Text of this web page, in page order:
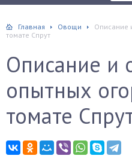
Главная Овощи
Описание
томате Спрут
Описание и
опытных
томате